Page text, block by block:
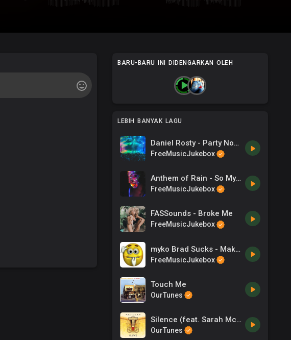
BARU-BARU INI DIDENGARKAN OLEH
LEBIH BANYAK LAGU
Daniel Rosty - Party Non Stop
FreeMusicJukebox
Anthem of Rain - So My Love
FreeMusicJukebox
FASSounds - Broke Me
FreeMusicJukebox
myko Brad Sucks - Making Me Nervous (Myko_Refix)
FreeMusicJukebox
Touch Me
OurTunes
Silence (feat. Sarah McLachlan) (DJ Tiësto's In Search Of Sunrise Remix)
OurTunes